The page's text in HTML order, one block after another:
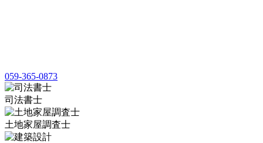
059-365-0873
司法書士
土地家屋調査士